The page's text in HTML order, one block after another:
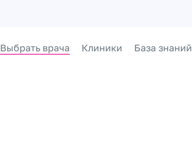
Выбрать врача Клиники База знаний